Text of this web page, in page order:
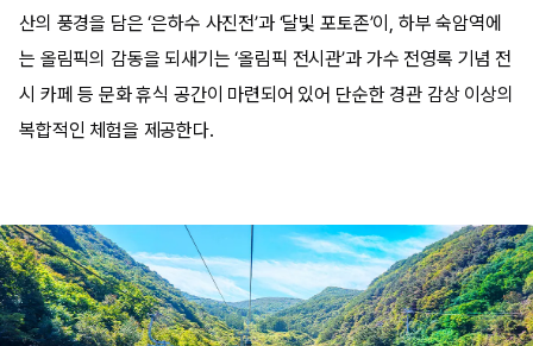
산의 풍경을 담은 ‘은하수 사진전’과 ‘달빛 포토존’이, 하부 숙암역에
는 올림픽의 감동을 되새기는 ‘올림픽 전시관’과 가수 전영록 기념 전
시 카페 등 문화 휴식 공간이 마련되어 있어 단순한 경관 감상 이상의
복합적인 체험을 제공한다.